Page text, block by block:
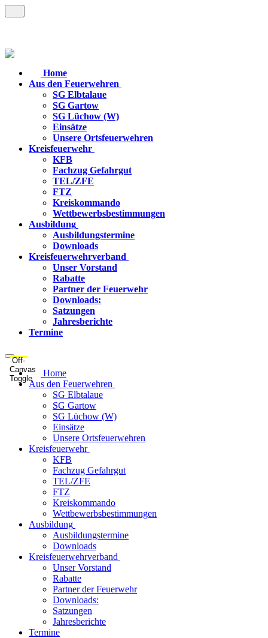
Home
Aus den Feuerwehren
SG Elbtalaue
SG Gartow
SG Lüchow (W)
Einsätze
Unsere Ortsfeuerwehren
Kreisfeuerwehr
KFB
Fachzug Gefahrgut
TEL/ZFE
FTZ
Kreiskommando
Wettbewerbsbestimmungen
Ausbildung
Ausbildungstermine
Downloads
Kreisfeuerwehrverband
Unser Vorstand
Rabatte
Partner der Feuerwehr
Downloads:
Satzungen
Jahresberichte
Termine
Off-
Canvas
Toggle
Home
Aus den Feuerwehren
SG Elbtalaue
SG Gartow
SG Lüchow (W)
Einsätze
Unsere Ortsfeuerwehren
Kreisfeuerwehr
KFB
Fachzug Gefahrgut
TEL/ZFE
FTZ
Kreiskommando
Wettbewerbsbestimmungen
Ausbildung
Ausbildungstermine
Downloads
Kreisfeuerwehrverband
Unser Vorstand
Rabatte
Partner der Feuerwehr
Downloads:
Satzungen
Jahresberichte
Termine